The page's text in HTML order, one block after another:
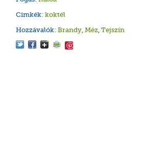
Cimkék: koktél
Hozzávalók: Brandy, Méz, Tejszín